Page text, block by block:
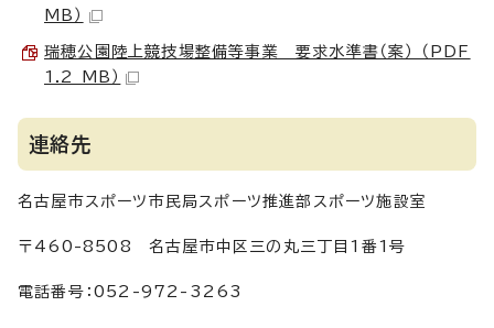
MB）
瑞穂公園陸上競技場整備等事業 要求水準書（案） （PDF
1.2 MB）
連絡先
名古屋市スポーツ市民局スポーツ推進部スポーツ施設室
〒460-8508 名古屋市中区三の丸三丁目1番1号
電話番号：052-972-3263